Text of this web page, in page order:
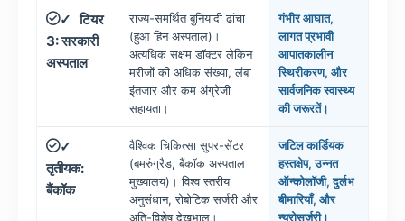
✓
टियर
3: सरकारी
अस्पताल
राज्य-समर्थित बुनियादी ढांचा
(हुआ हिन अस्पताल)।
अत्यधिक सक्षम डॉक्टर लेकिन
मरीजों की अधिक संख्या, लंबा
इंतजार और कम अंग्रेजी
सहायता।
गंभीर आघात,
लागत प्रभावी
आपातकालीन
स्थिरीकरण, और
सार्वजनिक स्वास्थ्य
की जरूरतें।
✓
तृतीयक:
बैंकॉक
वैश्विक चिकित्सा सुपर-सेंटर
(बमरुंग्रैड, बैंकॉक अस्पताल
मुख्यालय)। विश्व स्तरीय
अनुसंधान, रोबोटिक सर्जरी और
अति-विशेष देखभाल।
जटिल कार्डियक
हस्तक्षेप, उन्नत
ऑन्कोलॉजी, दुर्लभ
बीमारियाँ, और
न्यूरोसर्जरी।